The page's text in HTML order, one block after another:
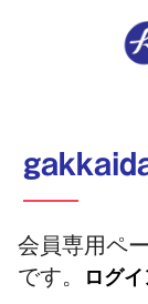
会員専用ペ
です。
ログイ